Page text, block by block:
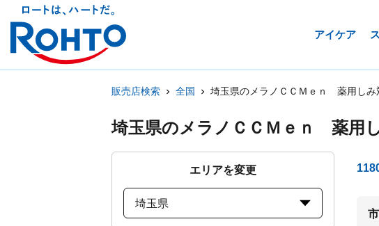
アイケア
販売店検索 全国 埼玉県のメラノＣＣＭｅｎ 薬用しみ
埼玉県のメラノＣＣＭｅｎ 薬用
エリアを変更
埼玉県